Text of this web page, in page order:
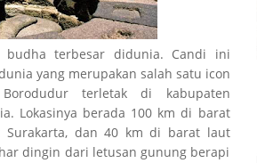
budha terbesar didunia. Candi ini
yang merupakan salah satu icon
terletak di kabupaten
Lokasinya berada 100 km di barat
Surakarta, dan 40 km di barat laut
dingin dari letusan gunung berapi